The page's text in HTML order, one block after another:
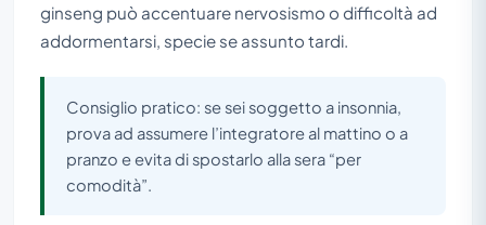
ginseng può accentuare nervosismo o difficoltà ad
addormentarsi, specie se assunto tardi.
Consiglio pratico: se sei soggetto a insonnia,
prova ad assumere l’integratore al mattino o a
pranzo e evita di spostarlo alla sera “per
comodità”.